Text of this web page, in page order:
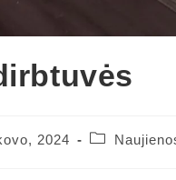
2024